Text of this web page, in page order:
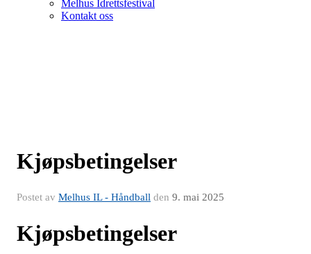
Melhus Idrettsfestival
Kontakt oss
Kjøpsbetingelser
Postet av Melhus IL - Håndball den 9. mai 2025
Kjøpsbetingelser